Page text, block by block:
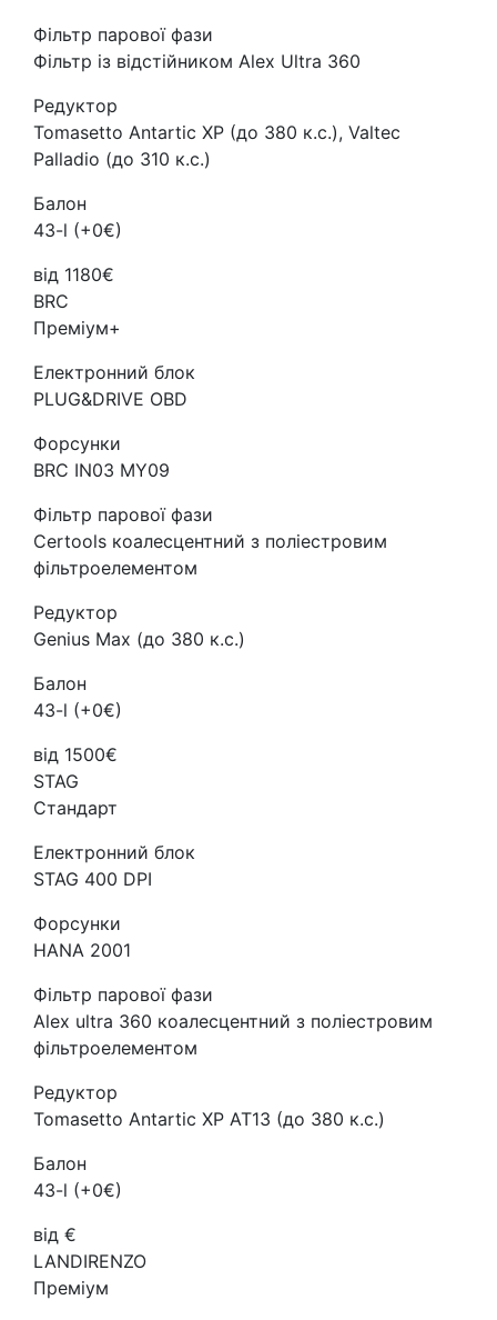
Фільтр парової фази
Фільтр із відстійником Alex Ultra 360
Редуктор
Tomasetto Antartic XP (до 380 к.с.), Valtec
Palladio (до 310 к.с.)
Балон
43-l (+0€)
від 1180€
BRC
Преміум+
Електронний блок
PLUG&DRIVE OBD
Форсунки
BRC IN03 MY09
Фільтр парової фази
Certools коалесцентний з поліестровим
фільтроелементом
Редуктор
Genius Max (до 380 к.с.)
Балон
43-l (+0€)
від 1500€
STAG
Стандарт
Електронний блок
STAG 400 DPI
Форсунки
HANA 2001
Фільтр парової фази
Alex ultra 360 коалесцентний з поліестровим
фільтроелементом
Редуктор
Tomasetto Antartic XP AT13 (до 380 к.с.)
Балон
43-l (+0€)
від €
LANDIRENZO
Преміум